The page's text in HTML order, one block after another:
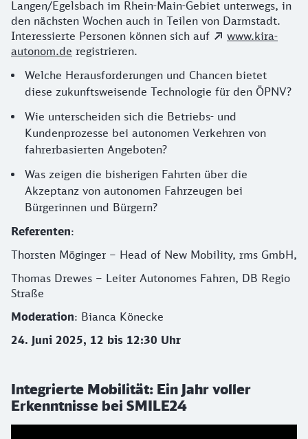
Langen/Egelsbach im Rhein-Main-Gebiet unterwegs, in
den nächsten Wochen auch in Teilen von Darmstadt.
Interessierte Personen können sich auf
www.kira-
autonom.de registrieren.
Welche Herausforderungen und Chancen bietet
diese zukunftsweisende Technologie für den ÖPNV?
Wie unterscheiden sich die Betriebs- und
Kundenprozesse bei autonomen Verkehren von
fahrerbasierten Angeboten?
Was zeigen die bisherigen Fahrten über die
Akzeptanz von autonomen Fahrzeugen bei
Bürgerinnen und Bürgern?
Referenten:
Thorsten Möginger – Head of New Mobility, rms GmbH,
Thomas Drewes – Leiter Autonomes Fahren, DB Regio
Straße
Moderation: Bianca Könecke
24. Juni 2025, 12 bis 12:30 Uhr
Integrierte Mobilität: Ein Jahr voller
Erkenntnisse bei SMILE24